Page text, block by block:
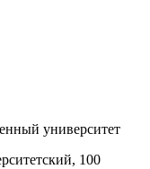
университет
100